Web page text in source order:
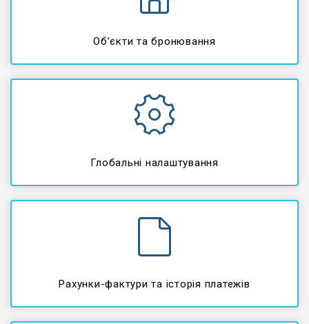
Об’єкти та бронювання
Глобальні налаштування
Рахунки-фактури та історія платежів